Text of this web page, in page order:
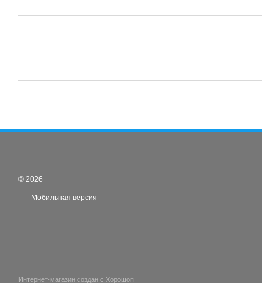
© 2026
Мобильная версия
Интернет-магазин создан с Хорошоп